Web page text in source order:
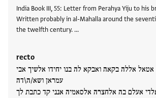
India Book III, 55: Letter from Perahya Yiju to his
Written probably in al-Mahalla around the
the twelfth century. …
recto
אטאל אללה בקאה ואבקא לה בנו יחידו אלשיך אבי
עמראן ושא/ה\דה
אעלם בה אלחצרה אלסאמיה אנני קד כתבת לך